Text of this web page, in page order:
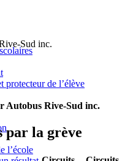
protecteur de l’élève
l’école
Sud inc.
Autobus Rive-Sud inc.
par la grève